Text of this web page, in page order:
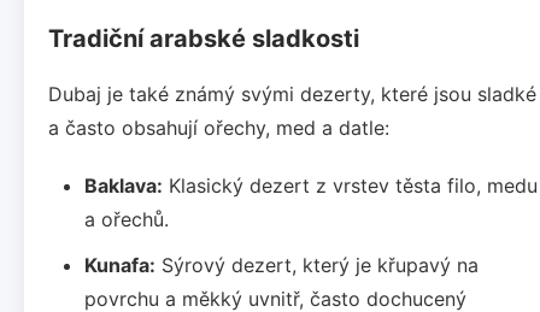
Tradiční arabské sladkosti
Dubaj je také známý svými dezerty, které jsou sladké
a často obsahují ořechy, med a datle:
Baklava: Klasický dezert z vrstev těsta filo, medu
a ořechů.
Kunafa: Sýrový dezert, který je křupavý na
povrchu a měkký uvnitř, často dochucený